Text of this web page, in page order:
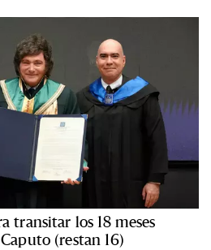
transitar los 18 meses
(restan 16)